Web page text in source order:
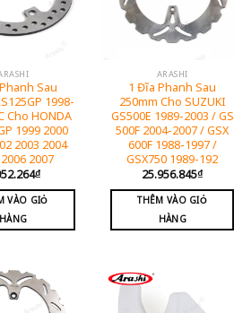
Sau
1998-
Cho HONDA
1999 2000
2003 2004
2007
₫
VÀO GIỎ
HÀNG
ARASHI
1 Đĩa Phanh Sau
250mm Cho SUZUKI
GS500E 1989-2003 / GS
500F 2004-2007 / GSX
600F 1988-1997 /
GSX750 1989-192
25.956.845₫
THÊM VÀO GIỎ
HÀNG